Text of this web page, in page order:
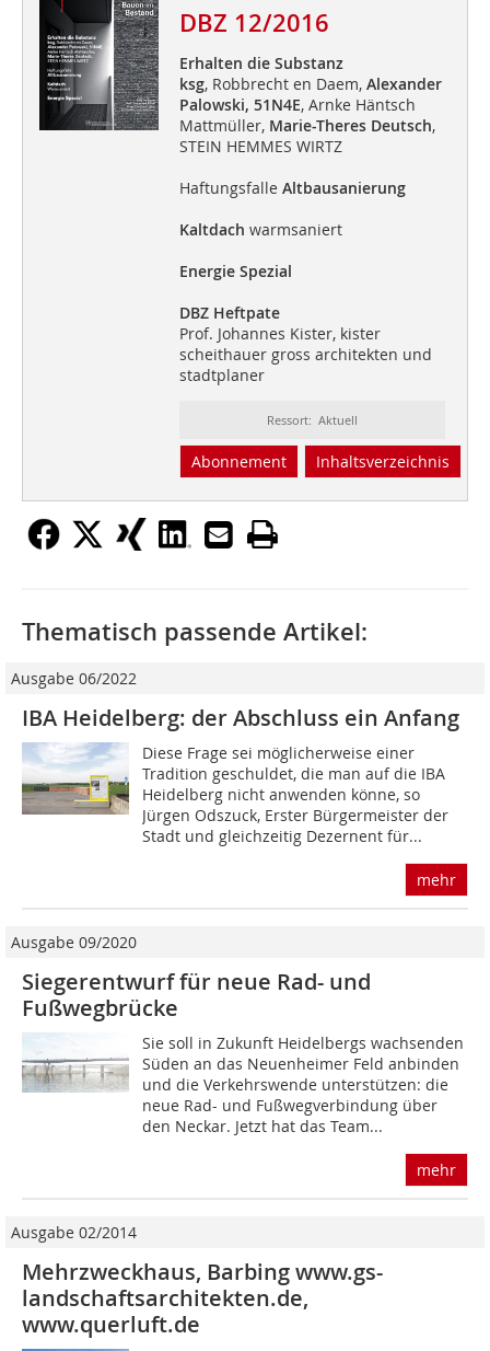
DBZ 12/2016
Erhalten die Substanz
ksg, Robbrecht en Daem,Alexander
Palowski, 51N4E, Arnke Häntsch
Mattmüller, Marie-Theres Deutsch,
STEIN HEMMES WIRTZ
Haftungsfalle Altbausanierung
Kaltdach warmsaniert
Energie Spezial
DBZ Heftpate
Prof. Johannes Kister, kister
scheithauer gross architekten und
stadtplaner
Ressort: Aktuell
Abonnement Inhaltsverzeichnis
Thematisch passende Artikel:
Ausgabe 06/2022
IBA Heidelberg: der Abschluss ein Anfang
Diese Frage sei möglicherweise einer
Tradition geschuldet, die man auf die IBA
Heidelberg nicht anwenden könne, so
Jürgen Odszuck, Erster Bürgermeister der
Stadt und gleichzeitig Dezernent für...
mehr
Ausgabe 09/2020
Siegerentwurf für neue Rad- und
Fußwegbrücke
Sie soll in Zukunft Heidelbergs wachsenden
Süden an das Neuenheimer Feld anbinden
und die Verkehrswende unterstützen: die
neue Rad- und Fußwegverbindung über
den Neckar. Jetzt hat das Team...
mehr
Ausgabe 02/2014
Mehrzweckhaus, Barbing www.gs-
landschaftsarchitekten.de,
www.querluft.de